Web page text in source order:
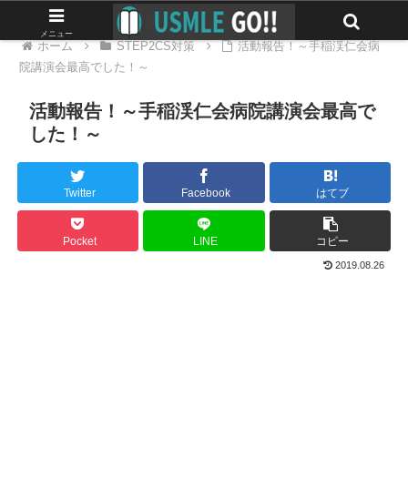
ホーム STEP2CS対策
活動報告！～手稲渓仁会病
院講演会最高でした！～
活動報告！～手稲渓仁会病院講演会最高で
した！～
Twitter Facebook はてブ
Pocket LINE コピー
2019.08.26
メニュー